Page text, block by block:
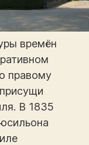
времён
правому
В 1835